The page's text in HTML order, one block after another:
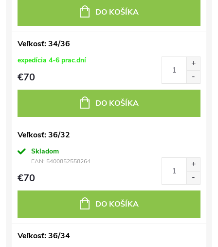
DO KOŠÍKA
Veľkosť: 34/36
expedícia 4-6 prac.dní
€70
DO KOŠÍKA
Veľkosť: 36/32
Skladom
EAN: 5400852558264
€70
DO KOŠÍKA
Veľkosť: 36/34